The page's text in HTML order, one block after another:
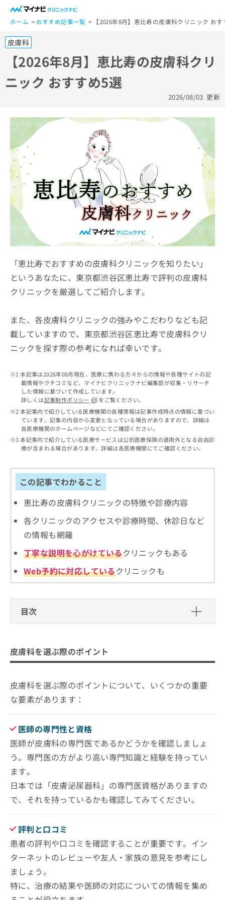
ホーム おすすめ記事一覧 【2026年8月】恵比寿の皮膚科クリニック おす
皮膚科
【2026年8月】恵比寿の皮膚科クリ
ニック おすすめ5選
2026/08/03 更新
「恵比寿でおすすめの皮膚科クリニックを知りたい」
というあなたに、東京都渋谷区恵比寿で評判の皮膚科
クリニックを厳選してご紹介します。
また、各皮膚科クリニックの強みやこだわりなども記
載していますので、東京都渋谷区恵比寿で皮膚科クリ
ニックを探す際の参考になれば幸いです。
本記事は2026年08月現在、医療に携わる方々からの情報や各種サイトの記
載情報やクチコミなど、マイナビクリニックナビ編集部が収集・リサーチ
した情報に基づいて作成しています。
詳しくは記事制作ポリシー
をご覧ください。
本記事内で紹介している医療機関の各種情報は記事作成時点の情報に基づい
ています。記事の内容から変更となっている場合がありますので、詳細は
各医療機関のホームページなどにてご確認ください。
本記事内で紹介している医療サービスは公的医療保険の適用外となる自由診
療が含まれる場合があります。詳細は各医療機関にてご確認ください。
この記事でわかること
恵比寿の皮膚科クリニックの特徴や診療内容
各クリニックのアクセスや診療時間、休診日など
の情報も網羅
丁寧な説明を心がけているクリニックもある
Web予約に対応しているクリニックも
目次
医師の専門性と資格
評判と口コミ
待ち時間と予約の取りやすさ
恵比寿で評判のおすすめ皮膚科クリニ
ック5選
恵比寿ウエストヒルズクリニック
恵比寿皮膚科クリニック
恵比寿銀座通り歯科・医科クリニック
恵比寿駅前皮膚科
まとめ：恵比寿で評判のおすすめ皮膚科クリニ
ック5選
皮膚科を選ぶ際のポイント
皮膚科を選ぶ際のポイントについて、いくつかの重要
な要素があります：
医師の専門性と資格
医師が皮膚科の専門医であるかどうかを確認しましょ
う。専門医の方がより高い専門知識と経験を持ってい
ます。
日本では「皮膚泌尿器科」の専門医資格がありますの
で、それを持っているかも確認してみてください。
評判と口コミ
患者の評判や口コミを確認することが重要です。イン
ターネットのレビューや友人・家族の意見を参考にし
ましょう。
特に、治療の結果や医師の対応についての情報を集め
一
般
ー
ザ
ー
の
方
ら
マ
イ
ナ
ビ
ク
リ
ビ
関
す
問
い
合
わ
は
こち
らは
マイ
ナビ
クナ
ビサ
イト
への
お問
フォ
ーム
とな
りま
す。
ニッ
クの
約・
症状
のご
相談
きま
せん
承く
い。
医
療
関
係
者
の
ら
広
稿
の
問
合
こ
料
求
は
無
料
報
申
し
み
は
こ
ち
掲
載
報
の
修
正
は
こ
ら
そ
の
他
広
告
理
店
方
こ
告
出
の
お
合
せ
ち
料
は
こ
ら
無
料
報
拡
充
の
お
申
込
み
は
こ
ち
ら